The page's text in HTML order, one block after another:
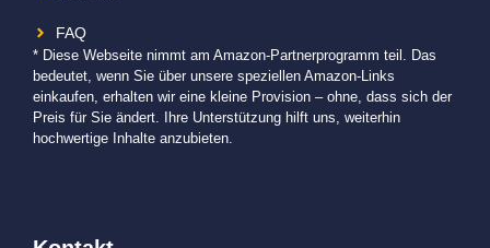
FAQ
* Diese Webseite nimmt am Amazon-Partnerprogramm teil. Das
bedeutet, wenn Sie über unsere speziellen Amazon-Links
einkaufen, erhalten wir eine kleine Provision – ohne, dass sich der
Preis für Sie ändert. Ihre Unterstützung hilft uns, weiterhin
hochwertige Inhalte anzubieten.